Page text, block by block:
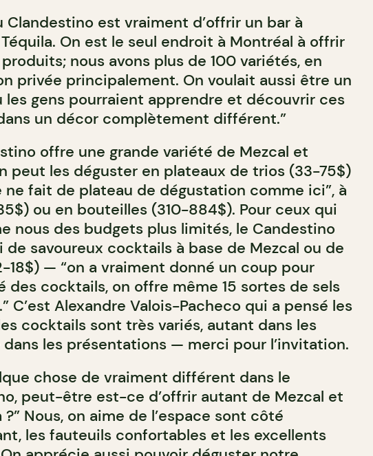
Clandestino est vraiment d’offrir un bar à
On est le seul endroit à Montréal à offrir
nous avons plus de 100 variétés, en
privée principalement. On voulait aussi être un
les gens pourraient apprendre et découvrir ces
un décor complètement différent.”
offre une grande variété de Mezcal et
peut les déguster en plateaux de trios (33-75$)
ne fait de plateau de dégustation comme ici”, à
ou en bouteilles (310-884$). Pour ceux qui
nous des budgets plus limités, le Candestino
de savoureux cocktails à base de Mezcal ou de
18$) — “on a vraiment donné un coup pour
des cocktails, on offre même 15 sortes de sels
C’est Alexandre Valois-Pacheco qui a pensé les
cocktails sont très variés, autant dans les
les présentations — merci pour l’invitation.
chose de vraiment différent dans le
peut-être est-ce d’offrir autant de Mezcal et
?” Nous, on aime de l’espace sont côté
les fauteuils confortables et les excellents